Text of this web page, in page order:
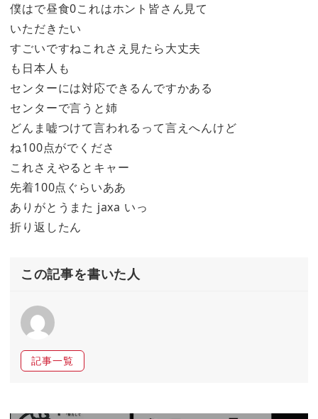
僕はで昼食0これはホント皆さん見て
いただきたい
すごいですねこれさえ見たら大丈夫
も日本人も
センターには対応できるんですかある
センターで言うと姉
どんま嘘つけて言われるって言えへんけど
ね100点がでくださ
これさえやるとキャー
先着100点ぐらいああ
ありがとうまた jaxa いっ
折り返したん
この記事を書いた人
記事一覧